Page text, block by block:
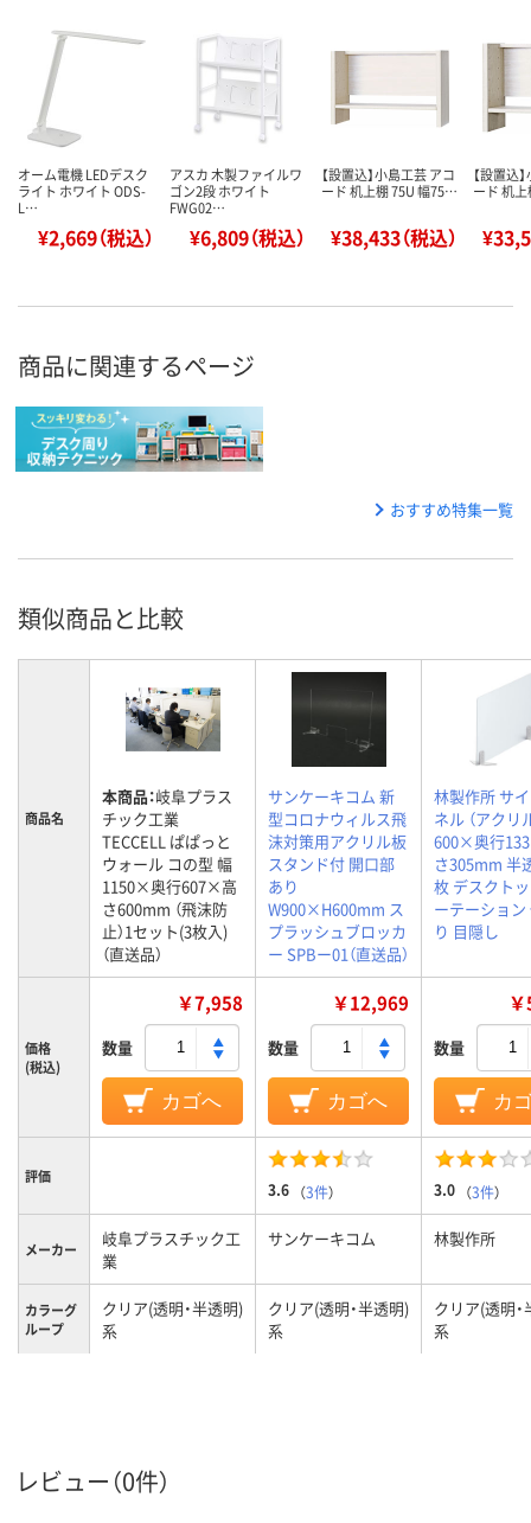
オーム電機 LEDデスク
ライト ホワイト ODS-
L…
¥2,669（税込）
アスカ 木製ファイルワ
ゴン2段 ホワイト
FWG02…
¥6,809（税込）
【設置込】小島工芸 アコ
ード 机上棚 75U 幅75…
¥38,433（税込）
【設置込
ード 机
商品に関連するページ
おすすめ特集一覧
類似商品と比較
商品名
本商品：岐阜プラス
チック工業
TECCELL ぱぱっと
ウォール コの型 幅
1150×奥行607×高
さ600mm （飛沫防
止）1セット(3枚入)
（直送品）
サンケーキコム 新
型コロナウィルス飛
沫対策用アクリル板
スタンド付 開口部
あり
W900×H600mm ス
プラッシュブロッカ
ー SPBー01（直送品）
林製作所 サ
ネル （アクリ
600×奥行
さ305mm 半
枚 デスクト
ーテーション
り 目隠し
価格
(税込)
￥7,958
数量
カゴへ
￥12,969
数量
カゴへ
数量
カ
評価
3.6 （3件） 3.0 （3件）
メーカー
岐阜プラスチック工
業
サンケーキコム 林製作所
カラーグ
ループ
クリア(透明・半透明)
系
クリア(透明・半透明)
系
クリア(透明
系
レビュー（0件）